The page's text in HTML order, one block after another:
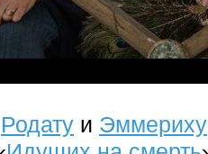
Родату и Эммериху